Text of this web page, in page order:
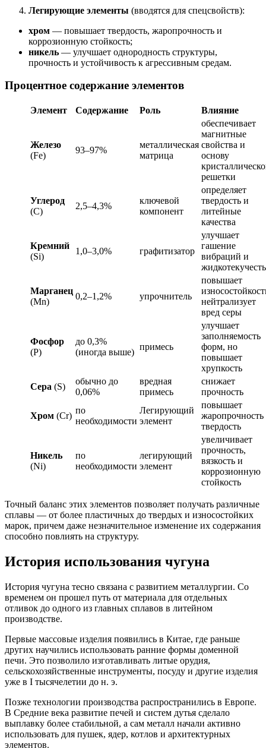
Легирующие элементы (вводятся для спецсвойств):
хром — повышает твердость, жаропрочность и
коррозионную стойкость;
никель — улучшает однородность структуры,
прочность и устойчивость к агрессивным средам.
Процентное содержание элементов
Элемент Содержание Роль Влияние
Железо
(Fe)
93–97%
металлическая
матрица
обеспечивает
магнитные
свойства и
основу
решетки
Углерод
(C)
2,5–4,3%
ключевой
компонент
определяет
твердость и
литейные
качества
Кремний
(Si)
1,0–3,0% графитизатор
улучшает
гашение
вибраций и
жидкотекучесть
Марганец
(Mn)
0,2–1,2% упрочнитель
повышает
нейтрализует
вред серы
Фосфор
(P)
до 0,3%
(иногда выше)
примесь
улучшает
заполняемость
форм, но
повышает
хрупкость
Сера (S)
обычно до
0,06%
вредная
примесь
снижает
прочность
Хром (Cr)
по
необходимости
Легирующий
элемент
повышает
жаропрочность
твердость
Никель
(Ni)
по
необходимости
легирующий
элемент
увеличивает
прочность,
вязкость и
коррозионную
стойкость
Точный баланс этих элементов позволяет получать различные
сплавы — от более пластичных до твердых и износостойких
марок, причем даже незначительное изменение их содержания
способно повлиять на структуру.
История использования чугуна
История чугуна тесно связана с развитием металлургии. Со
временем он прошел путь от материала для отдельных
отливок до одного из главных сплавов в литейном
производстве.
Первые массовые изделия появились в Китае, где раньше
других научились использовать ранние формы доменной
печи. Это позволило изготавливать литые орудия,
сельскохозяйственные инструменты, посуду и другие изделия
уже в I тысячелетии до н. э.
Позже технологии производства распространились в Европе.
В Средние века развитие печей и систем дутья сделало
выплавку более стабильной, а сам металл начали активно
использовать для пушек, ядер, котлов и архитектурных
элементов.